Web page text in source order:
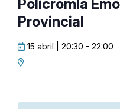
Policromía
Provincial
15 abril | 20:30 - 22:00